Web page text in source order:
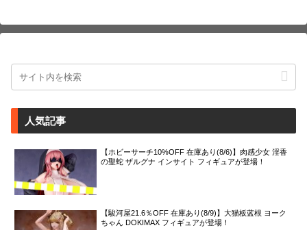
人気記事
【ホビーサーチ10%OFF 在庫あり(8/6)】肉感少女 淫香
の聖蛇 ザルグナ インサイト フィギュアが登場！
【駿河屋21.6％OFF 在庫あり(8/9)】大猫板蓝根 ヨーク
ちゃん DOKIMAX フィギュアが登場！